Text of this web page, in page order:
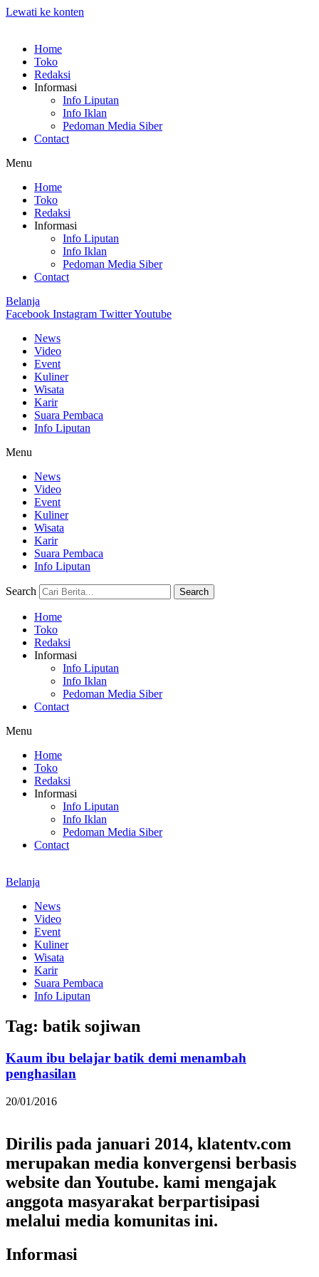
Lewati ke konten
Home
Toko
Redaksi
Informasi
Info Liputan
Info Iklan
Pedoman Media Siber
Contact
Menu
Home
Toko
Redaksi
Informasi
Info Liputan
Info Iklan
Pedoman Media Siber
Contact
Belanja
Facebook Instagram TwitterYoutube
News
Video
Event
Kuliner
Wisata
Karir
Suara Pembaca
Info Liputan
Menu
News
Video
Event
Kuliner
Wisata
Karir
Suara Pembaca
Info Liputan
Search Search
Home
Toko
Redaksi
Informasi
Info Liputan
Info Iklan
Pedoman Media Siber
Contact
Menu
Home
Toko
Redaksi
Informasi
Info Liputan
Info Iklan
Pedoman Media Siber
Contact
Belanja
News
Video
Event
Kuliner
Wisata
Karir
Suara Pembaca
Info Liputan
Tag: batik sojiwan
Kaum ibu belajar batik demi menambah
penghasilan
20/01/2016
Dirilis pada januari 2014, klatentv.com
merupakan media konvergensi berbasis
website dan Youtube. kami mengajak
anggota masyarakat berpartisipasi
melalui media komunitas ini.
Informasi